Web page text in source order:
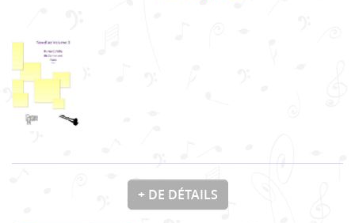
+ DE DÉTAILS